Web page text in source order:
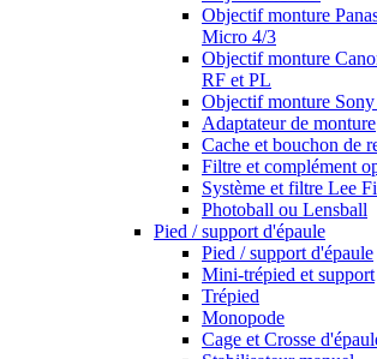
Objectif monture
Micro 4/3
Objectif monture
RF et PL
Objectif monture
Adaptateur de monture
Cache et bouchon de
Filtre et complément
Système et filtre Lee
Photoball ou Lensball
Pied / support d'épaule
Pied / support d'épaule
Mini-trépied et support
Trépied
Monopode
Cage et Crosse